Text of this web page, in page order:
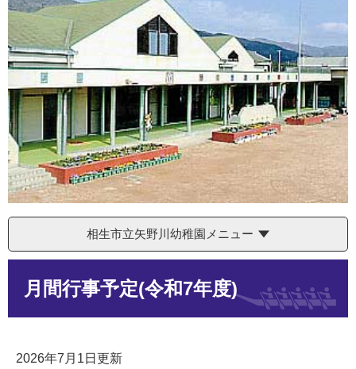
文
へ
相生市立矢野川幼稚園メニュー
月間行事予定(令和7年度)
2026年7月1日更新